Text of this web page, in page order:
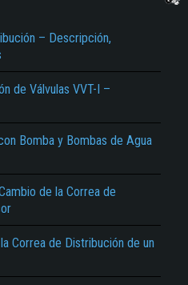
– Descripción,
de Válvulas VVT-I –
Bomba y Bombas de Agua
de la Correa de
Correa de Distribución de un
según el contenido.
portada son erróneos.
error...